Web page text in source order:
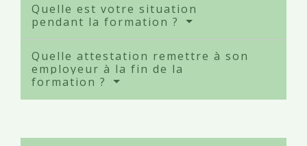
Quelle est votre situation
pendant la formation ?
Quelle attestation remettre à son
employeur à la fin de la
formation ?